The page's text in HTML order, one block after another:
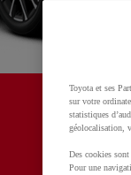
Toyota et ses
sur votre
statistiques
géolocalisation,
Des cookies sont
Pour une